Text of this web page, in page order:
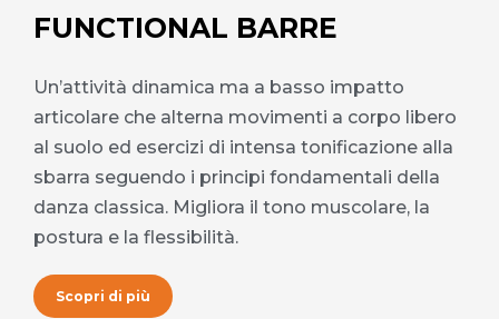
FUNCTIONAL BARRE
Un’attività dinamica ma a basso impatto
articolare che alterna movimenti a corpo libero
al suolo ed esercizi di intensa tonificazione alla
sbarra seguendo i principi fondamentali della
danza classica. Migliora il tono muscolare, la
postura e la flessibilità.
Scopri di più